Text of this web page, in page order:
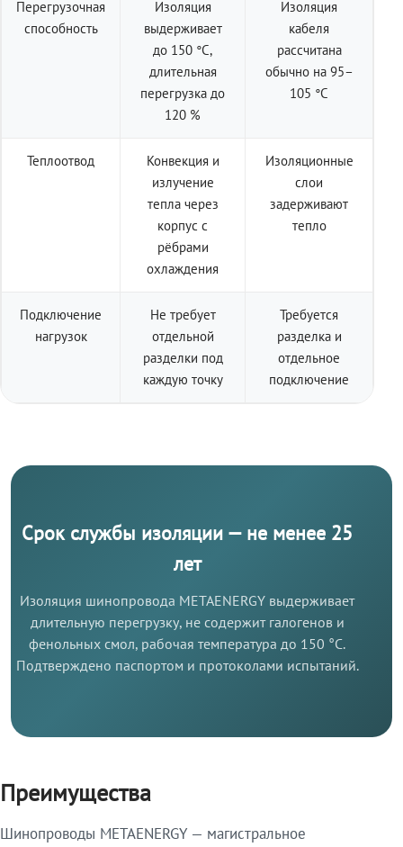
Перегрузочная
способность
Изоляция
выдерживает
до 150 °C,
длительная
перегрузка до
120 %
Изоляция
кабеля
рассчитана
обычно на 95–
105 °C
Теплоотвод
Конвекция и
излучение
тепла через
корпус с
рёбрами
охлаждения
Изоляционные
слои
задерживают
тепло
Подключение
нагрузок
Не требует
отдельной
разделки под
каждую точку
Требуется
разделка и
отдельное
подключение
Срок службы изоляции — не менее 25
лет
Изоляция шинопровода METAENERGY выдерживает
длительную перегрузку, не содержит галогенов и
фенольных смол, рабочая температура до 150 °C.
Подтверждено паспортом и протоколами испытаний.
Преимущества
Шинопроводы METAENERGY — магистральное